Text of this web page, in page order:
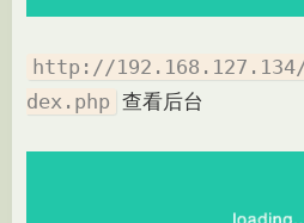
http://
dex.php 查看后台